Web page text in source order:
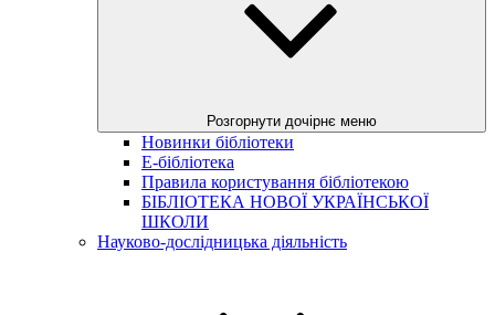
Розгорнути дочірнє меню
Новинки бібліотеки
E-бібліотека
Правила користування бібліотекою
БІБЛІОТЕКА НОВОЇ УКРАЇНСЬКОЇ
ШКОЛИ
Науково-дослідницька діяльність